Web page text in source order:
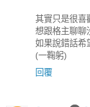
其實只是很喜
想跟格主聊聊
如果說錯話希
(一鞠躬)
回覆